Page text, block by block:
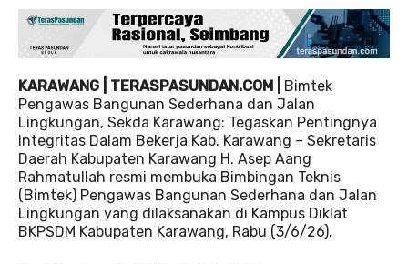
KARAWANG | TERASPASUNDAN.COM |
Bimtek
Pengawas Bangunan Sederhana dan Jalan
Lingkungan, Sekda Karawang: Tegaskan Pentingnya
Integritas Dalam Bekerja Kab. Karawang – Sekretaris
Daerah Kabupaten Karawang H. Asep Aang
Rahmatullah resmi membuka Bimbingan Teknis
(Bimtek) Pengawas Bangunan Sederhana dan Jalan
Lingkungan yang dilaksanakan di Kampus Diklat
BKPSDM Kabupaten Karawang, Rabu (3/6/26).